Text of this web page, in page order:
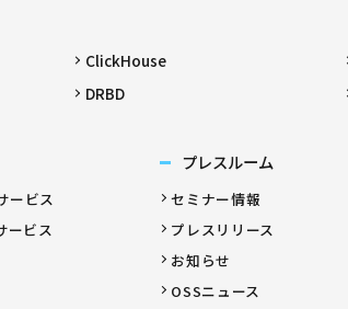
ClickHouse
DRBD
ービス
ービス
プレスルーム
セミナー情報
プレスリリース
お知らせ
OSSニュース